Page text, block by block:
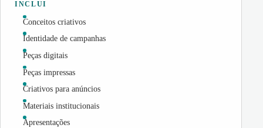
INCLUI
Conceitos criativos
Identidade de campanhas
Peças digitais
Peças impressas
Criativos para anúncios
Materiais institucionais
Apresentações